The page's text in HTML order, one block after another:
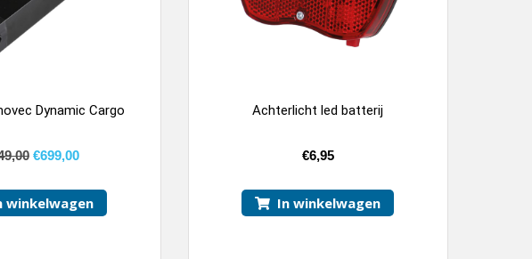
Dynamic Cargo
€699,00
winkelwagen
Achterlicht led batterij
€6,95
In winkelwagen